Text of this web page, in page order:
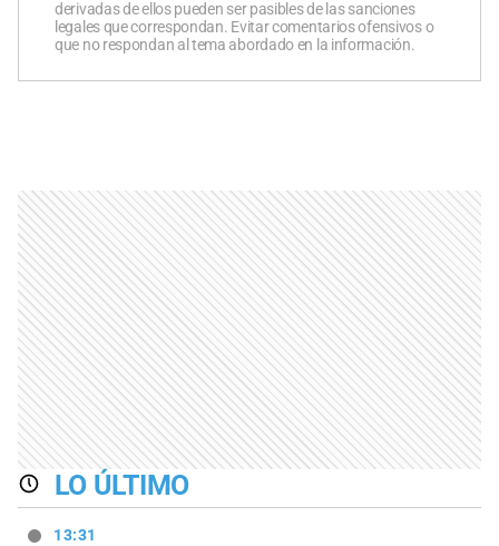
derivadas de ellos pueden ser pasibles de las sanciones
legales que correspondan. Evitar comentarios ofensivos o
que no respondan al tema abordado en la información.
LO ÚLTIMO
13:31